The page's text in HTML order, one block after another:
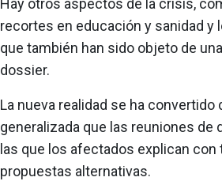
Hay otros aspectos de la crisis,
recortes en educación y sanidad
que también han sido objeto de
dossier.
La nueva realidad se ha
generalizada que las reuniones
las que los afectados explican
propuestas alternativas.